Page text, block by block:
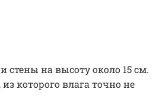
стены на высоту около 15 см.
которого влага точно не